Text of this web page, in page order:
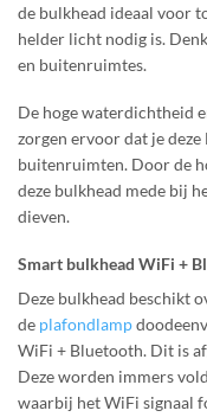
de bulkhead ideaal voor
helder licht nodig is.
en buitenruimtes.
De hoge waterdichtheid
zorgen ervoor dat je
buitenruimten. Door de
deze bulkhead mede bij
dieven.
Smart bulkhead WiFi +
Deze bulkhead beschikt
de plafondlamp
WiFi + Bluetooth. Dit is
Deze worden immers
waarbij het WiFi signaal